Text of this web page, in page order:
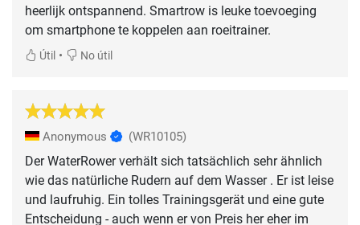
heerlijk ontspannend. Smartrow is leuke toevoeging
om smartphone te koppelen aan roeitrainer.
Útil • No útil
Anonymous (WR10105)
Der WaterRower verhält sich tatsächlich sehr ähnlich
wie das natürliche Rudern auf dem Wasser . Er ist leise
und laufruhig. Ein tolles Trainingsgerät und eine gute
Entscheidung - auch wenn er von Preis her eher im